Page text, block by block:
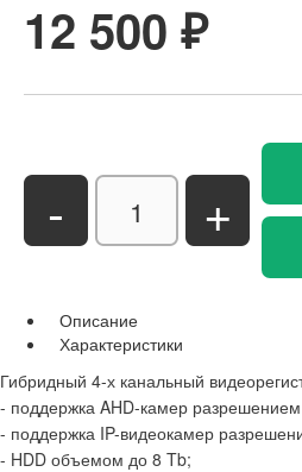
12 500 ₽
- +
Описание
Характеристики
Гибридный 4-х канальный
- поддержка AHD-камер
- поддержка IP-видеокамер
- HDD объемом до 8 Tb;